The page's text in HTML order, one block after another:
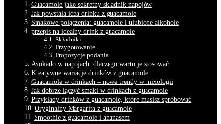
Guacamole jako sekretny składnik napojów
Jak powstała‍ idea‍ drinku z guacamole
Smakowe‍ połączenia: ⁣guacamole⁣ i ulubione alkohole
przepis ​na idealny⁢ drink z ⁣guacamole
Składniki
Przygotowanie
Propozycje podania
Avokado w napojach: dlaczego warto‌ je stosować
Kreatywne ‍wariacje drinków⁤ z‌ guacamole
Guacamole w drinkach – nowe‍ trendy w mixologii
Jak dobrze łączyć smaki w drinkach z guacamole
Przykłady drinków‍ z guacamole, które musisz spróbować
Oryginalny Margarita ⁢z ⁤guacamole
Smoothie z guacamole ⁢i ⁢ananasem